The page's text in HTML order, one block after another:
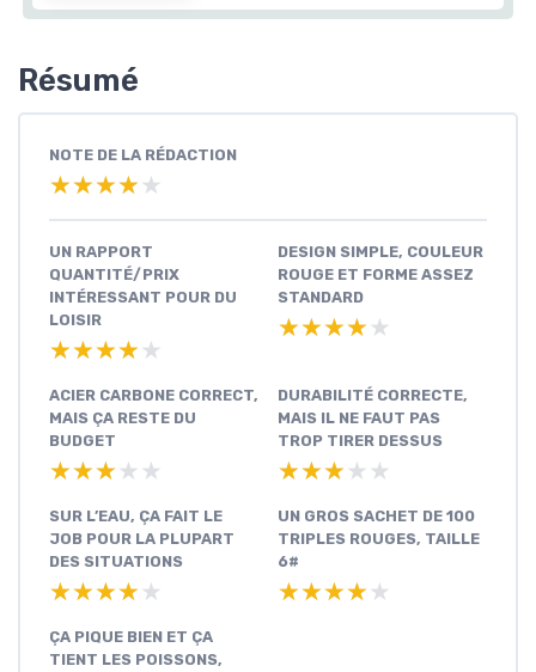
Résumé
NOTE DE LA RÉDACTION
★★★★★
★★★★★
UN RAPPORT
QUANTITÉ/PRIX
INTÉRESSANT POUR DU
LOISIR
★★★★★
★★★★★
DESIGN SIMPLE, COULEUR
ROUGE ET FORME ASSEZ
STANDARD
★★★★★
★★★★★
ACIER CARBONE CORRECT,
MAIS ÇA RESTE DU
BUDGET
★★★★★
★★★★★
DURABILITÉ CORRECTE,
MAIS IL NE FAUT PAS
TROP TIRER DESSUS
★★★★★
★★★★★
SUR L’EAU, ÇA FAIT LE
JOB POUR LA PLUPART
DES SITUATIONS
★★★★★
★★★★★
UN GROS SACHET DE 100
TRIPLES ROUGES, TAILLE
6#
★★★★★
★★★★★
ÇA PIQUE BIEN ET ÇA
TIENT LES POISSONS,